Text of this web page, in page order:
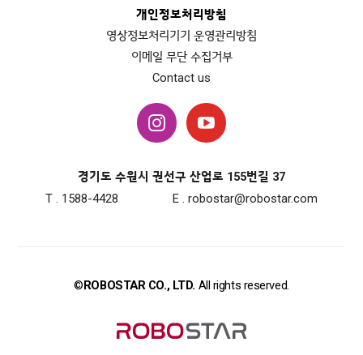
개인정보처리방침
영상정보처리기기 운영관리방침
이메일 무단 수집거부
Contact us
경기도 수원시 권선구 산업로 155번길 37
T . 1588-4428
E . robostar@robostar.com
©ROBOSTAR CO., LTD. All rights reserved.